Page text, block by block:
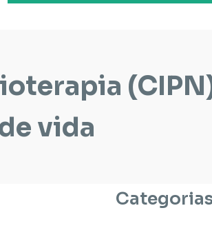
vida